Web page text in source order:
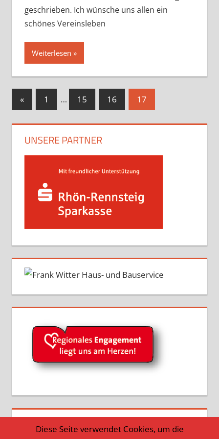
geschrieben. Ich wünsche uns allen ein
schönes Vereinsleben
Weiterlesen
Seitennummerierung
Beiträge
«Vorherige
Beiträge
1 … 15 16 17
UNSERE PARTNER
Diese Seite verwendet Cookies, um die